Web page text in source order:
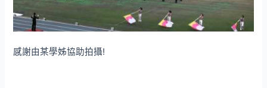
感謝由某學姊協助拍攝!